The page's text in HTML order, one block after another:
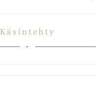
Käsintehty